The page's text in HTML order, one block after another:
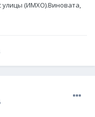
улицы (ИМХО).Виновата,